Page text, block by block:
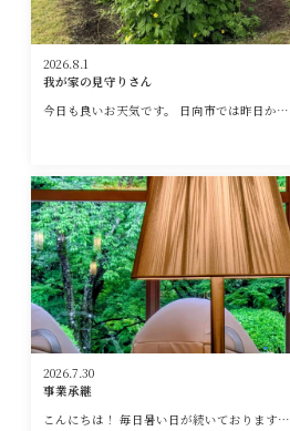
2026.8.1
我が家の見守りさん
今日も良いお天気です。 日向市では昨日か…
2026.7.30
事業承継
こんにちは！ 毎日暑い日が続いております…